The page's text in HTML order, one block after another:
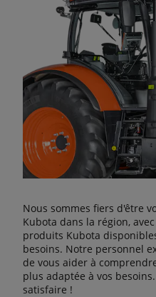
Nous sommes fiers d'être
Kubota dans la région,
produits Kubota
besoins. Notre personnel
de vous aider à
plus adaptée à vos
satisfaire !